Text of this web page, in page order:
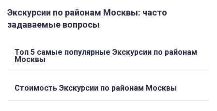
Экскурсии по районам Москвы: часто
задаваемые вопросы
Топ 5 самые популярные Экскурсии по районам
Москвы
Стоимость Экскурсии по районам Москвы